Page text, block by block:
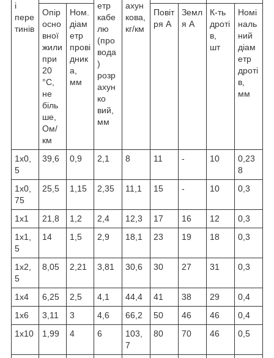
і
пере
тинів
етр
кабе
лю
(про
вода
)
розр
ахун
ко
вий,
мм
ахун
кова,
кг/км
Опір
осно
вної
жили
при
20
°C,
не
біль
ше,
Ом/
км
Ном.
діам
етр
прові
дник
а,
мм
Повіт
ря А
Земл
я А
К-ть
дроті
в,
шт
Номі
наль
ний
діам
етр
дроті
в,
мм
1х0,
5
39,6 0,9 2,1 8 11 - 10
0,23
8
1х0,
75
25,5 1,15 2,35 11,1 15 - 10 0,3
1х1 21,8 1,2 2,4 12,3 17 16 12
0,3
1х1,
5
14 1,5 2,9 18,1 23 19 18 0,3
1х2,
5
8,05 2,21 3,81 30,6 30 27 31 0,3
1х4 6,25 2,5 4,1 44,4 41 38 29
0,4
1х6
3,11 3 4,6 66,2 50 46 46
0,4
1х10
1,99 4 6
103,
7
80 70 46 0,5